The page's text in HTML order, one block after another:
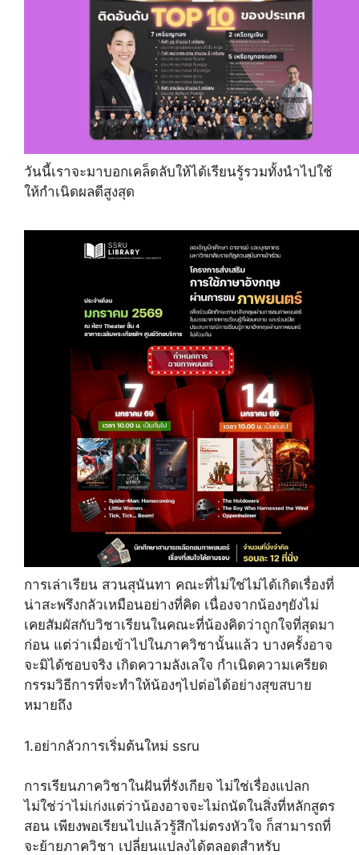
วันนี้เราจะมาบอกเคล็ดลับให้ได้เรียนรู้รวมทั้งนำไปใช้
ให้กำเนิดผลดีสูงสุด
การเล่าเรียน สวนสุนันทา คณะที่ไม่ใช่ไม่ได้เกิดเรื่องที่
น่าสะพรึงกลัวเหมือนอย่างที่คิด เนื่องจากน้องๆยังไม่
เคยสัมผัสกับวิชาเรียนในคณะที่น้องคิดว่าถูกใจที่สุดมา
ก่อน แต่ว่าเมื่อเข้าไปในภาควิชานั้นแล้ว บางครั้งอาจ
จะมิได้ชอบจริง เกิดความลังเลใจ กำเนิดความเครียด
กรรมวิธีการที่จะทำให้น้องๆไปต่อได้อย่างสุขสบาย
หมายถึง
1.อย่ากลัวการเริ่มต้นใหม่ ssru
การเรียนภาควิชาในฝันที่รังเกียจ ไม่ใช่เรื่องแปลก
ไม่ใช่ว่าไม่เก่งแต่ว่าน้องอาจจะไม่ถนัดในสิ่งที่หลักสูตร
สอน เพียงพอเรียนไปแล้วรู้สึกไม่ตรงหัวใจ ก็สามารถที่
จะย้ายภาควิชา เปลี่ยนแปลงได้ตลอดสำหรับ